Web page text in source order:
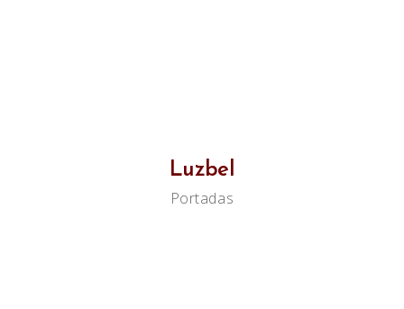
Luzbel
Portadas